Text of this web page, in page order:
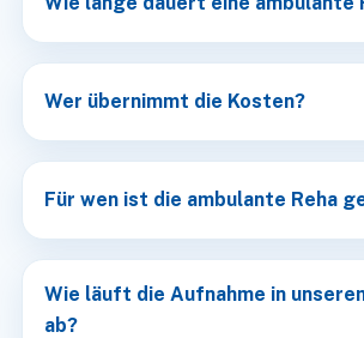
Wer übernimmt die Kosten?
Für wen ist die ambulante Reha
Wie läuft die Aufnahme in
ab?